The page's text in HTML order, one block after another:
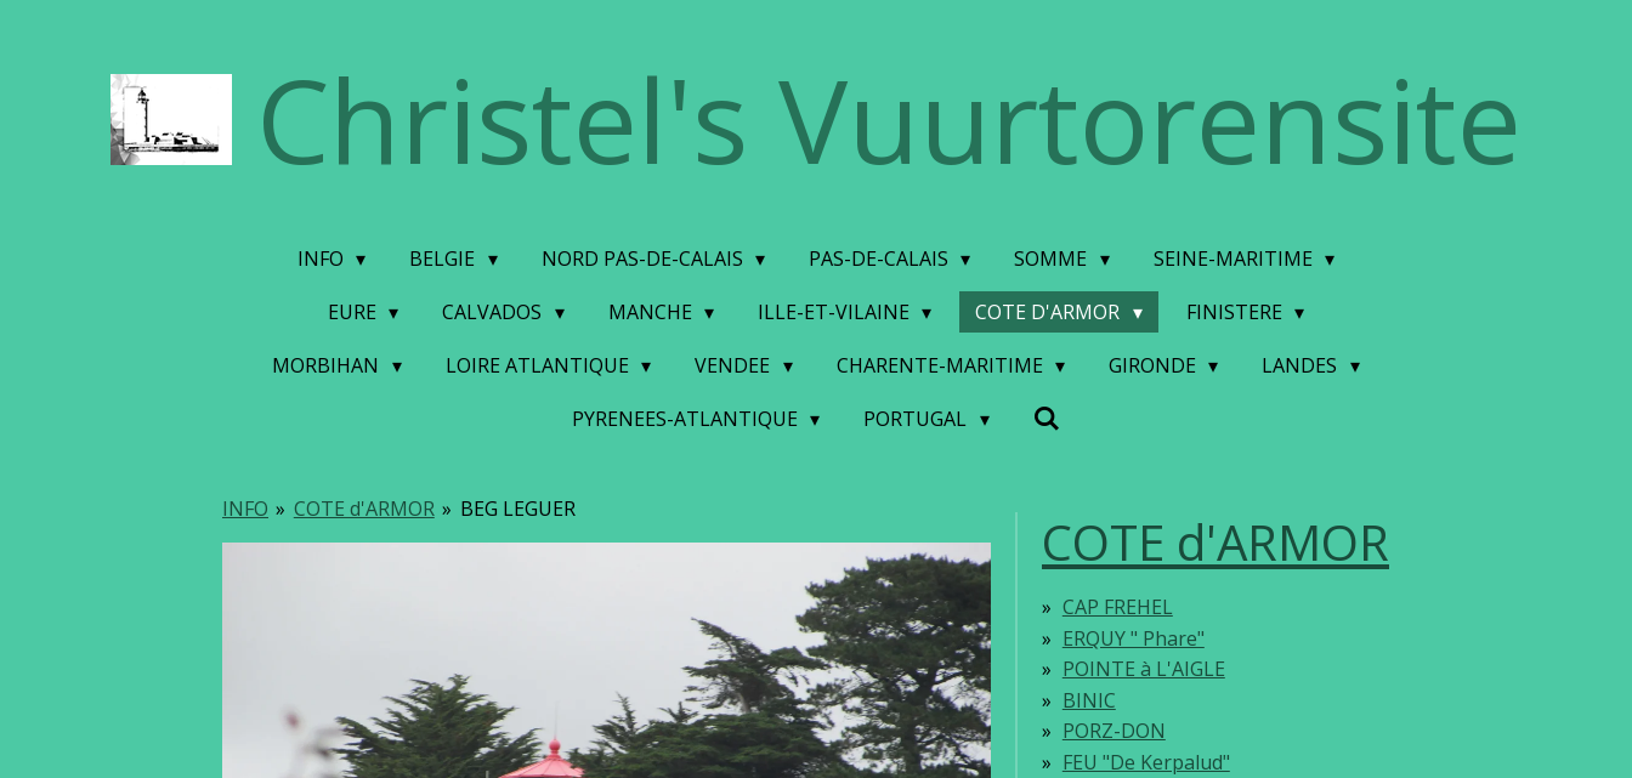
hoofdinhoud
Christel's Vuurtorensite
INFO BELGIE NORD PAS-DE-CALAIS PAS-DE-CALAIS SOMME
SEINE-MARITIME
EURE
CALVADOS MANCHE ILLE-ET-VILAINE COTE D'ARMOR
FINISTERE
MORBIHAN
LOIRE ATLANTIQUE VENDEE CHARENTE-MARITIME GIRONDE
LANDES
PYRENEES-ATLANTIQUE
PORTUGAL
INFO » COTE d'ARMOR » BEG LEGUER COTE d'ARMOR
CAP FREHEL
ERQUY " Phare"
POINTE à L'AIGLE
BINIC
PORZ-DON
FEU "De Kerpalud"